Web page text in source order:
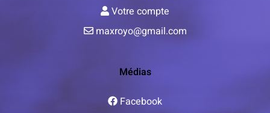
Votre compte
maxroyo@gmail.com
Médias
Facebook